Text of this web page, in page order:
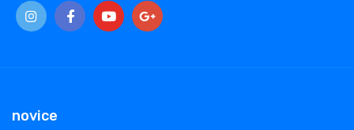
novice